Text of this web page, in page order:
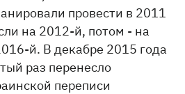
провести в 2011
на 2012-й, потом - на
й. В декабре 2015 года
раз перенесло
переписи